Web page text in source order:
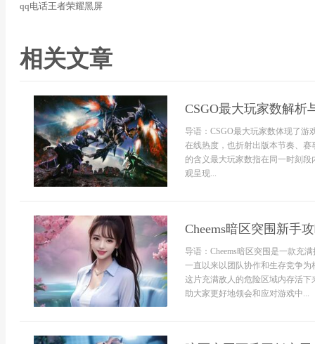
qq电话王者荣耀黑屏
相关文章
CSGO最大玩家数解析
导语：CSGO最大玩家数体现了游
在线热度，也折射出版本节奏、
的含义最大玩家数指在同一时刻
观呈现...
Cheems暗区突围新手
导语：Cheems暗区突围是一款充
一直以来以团队协作和生存竞争
这片充满敌人的危险区域内存活
助大家更好地领会和应对游戏中...